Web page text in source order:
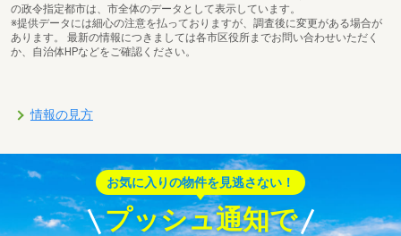
の政令指定都市は、市全体のデータとして表示しています。
※提供データには細心の注意を払っておりますが、調査後に変更がある場合が
あります。 最新の情報につきましては各市区役所までお問い合わせいただく
か、自治体HPなどをご確認ください。
情報の見方
お気に入りの物件を見逃さない！
プッシュ通知で